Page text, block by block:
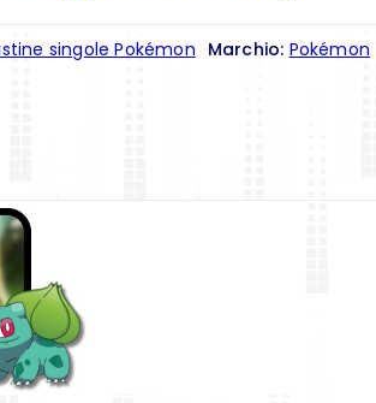
singole Pokémon Marchio: Pokémon